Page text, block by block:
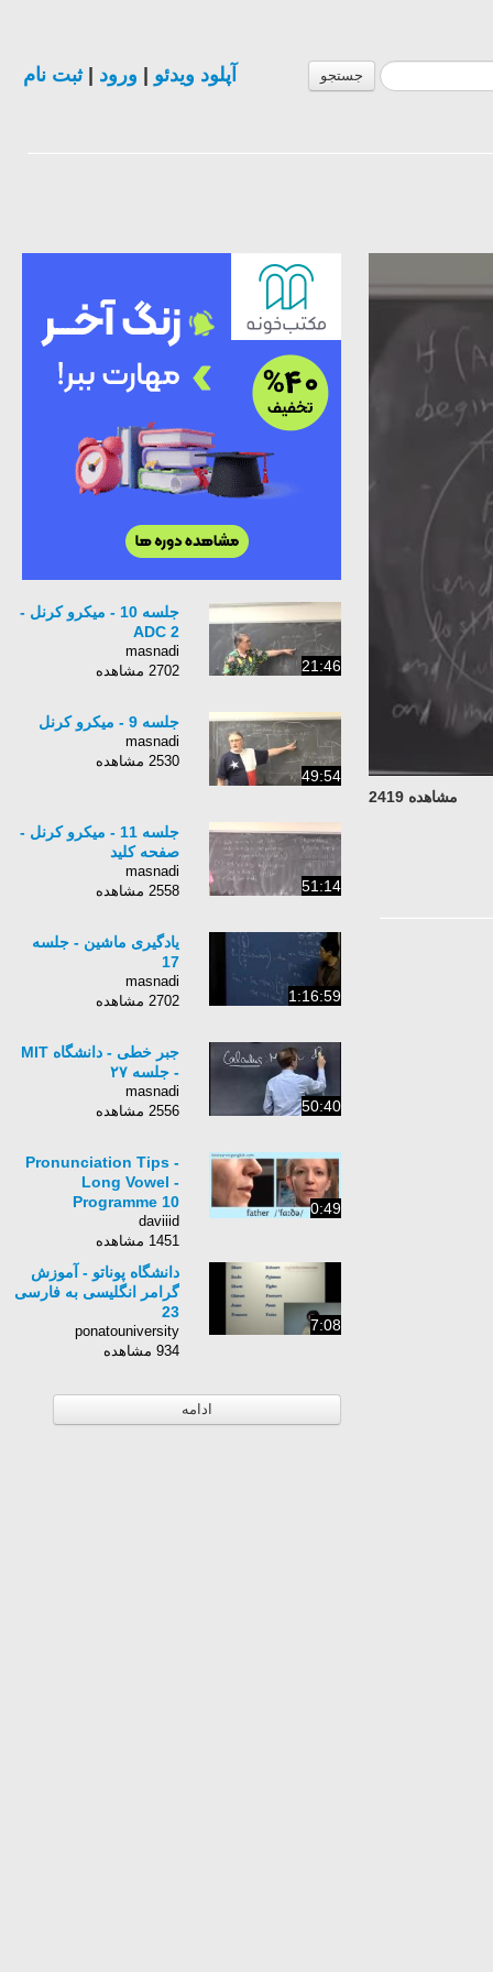
جستجو آپلود ویدئو ورود |ثبت نام
مشاهده 2419
21:46
جلسه 10 - میکرو کرنل -
ADC 2
masnadi
2702 مشاهده
49:54
جلسه 9 - میکرو کرنل
masnadi
2530 مشاهده
51:14
جلسه 11 - میکرو کرنل -
صفحه کلید
masnadi
2558 مشاهده
1:16:59
یادگیری ماشین - جلسه
17
masnadi
2702 مشاهده
50:40
جبر خطی - دانشگاه MIT
- جلسه ۲۷
masnadi
2556 مشاهده
0:49
Pronunciation Tips -
Long Vowel -
Programme 10
daviiid
1451 مشاهده
7:08
دانشگاه پوناتو - آموزش
گرامر انگلیسی به فارسی
23
ponatouniversity
934 مشاهده
ادامه